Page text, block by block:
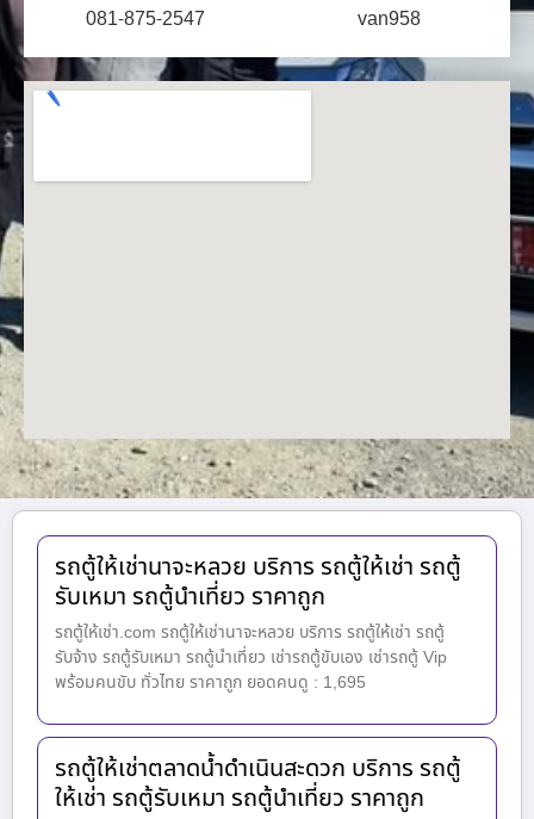
081-875-2547 van958
รถตู้ให้เช่านาจะหลวย บริการ รถตู้ให้เช่า รถตู้
รับเหมา รถตู้นำเที่ยว ราคาถูก
รถตู้ให้เช่า.com รถตู้ให้เช่านาจะหลวย บริการ รถตู้ให้เช่า รถตู้
รับจ้าง รถตู้รับเหมา รถตู้นำเที่ยว เช่ารถตู้ขับเอง เช่ารถตู้ Vip
พร้อมคนขับ ทั่วไทย ราคาถูก ยอดคนดู : 1,695
รถตู้ให้เช่าตลาดน้ำดำเนินสะดวก บริการ รถตู้
ให้เช่า รถตู้รับเหมา รถตู้นำเที่ยว ราคาถูก